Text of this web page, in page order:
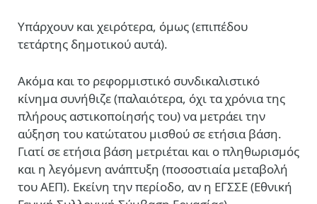
Υπάρχουν και χειρότερα, όμως (επιπέδου
τετάρτης δημοτικού αυτά).
Ακόμα και το ρεφορμιστικό συνδικαλιστικό
κίνημα συνήθιζε (παλαιότερα, όχι τα χρόνια της
πλήρους αστικοποίησής του) να μετράει την
αύξηση του κατώτατου μισθού σε ετήσια βάση.
Γιατί σε ετήσια βάση μετριέται και ο πληθωρισμός
και η λεγόμενη ανάπτυξη (ποσοστιαία μεταβολή
του ΑΕΠ). Εκείνη την περίοδο, αν η ΕΓΣΣΕ (Εθνική